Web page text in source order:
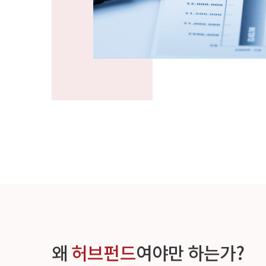
왜 허브펀드여야만 하는가?